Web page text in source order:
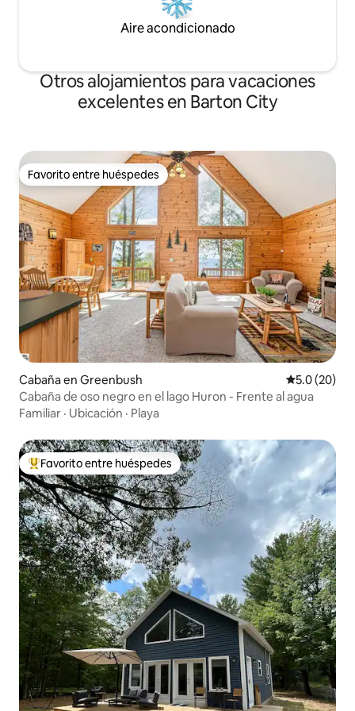
Aire acondicionado
Otros alojamientos para vacaciones
excelentes en Barton City
Favorito entre huéspedes
Favorito entre huéspedes
Cabaña en Greenbush Calificación
5.0 (20)
Cabaña de oso negro en el lago Huron - Frente al agua
Familiar · Ubicación · Playa
Favorito entre huéspedes preferido
Favorito entre huéspedes